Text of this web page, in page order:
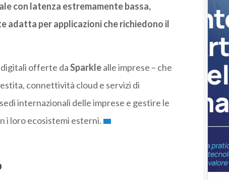
con latenza estremamente bassa,
adatta per applicazioni che richiedono il
offerte daSparklealle imprese – che
connettività cloud e servizi di
internazionali delle imprese e gestire le
i loro ecosistemi esterni.